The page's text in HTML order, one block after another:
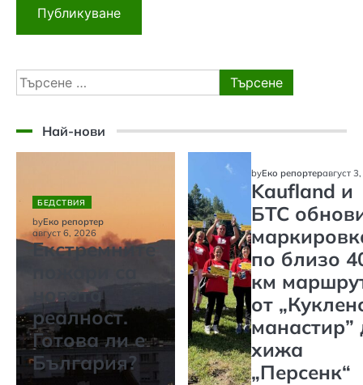
Търсене
за:
Най-нови
БЕДСТВИЯ
byЕко репортер
август 6, 2026
Екстремните
новата
реалност.
Готова ли е
България?
byЕко репортеравгуст
Kaufland и
БТС
по близо
км
от
манастир”
хижа
„Персенк“